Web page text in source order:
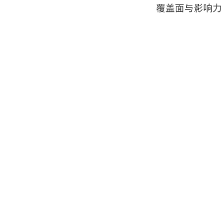
覆盖面与影响